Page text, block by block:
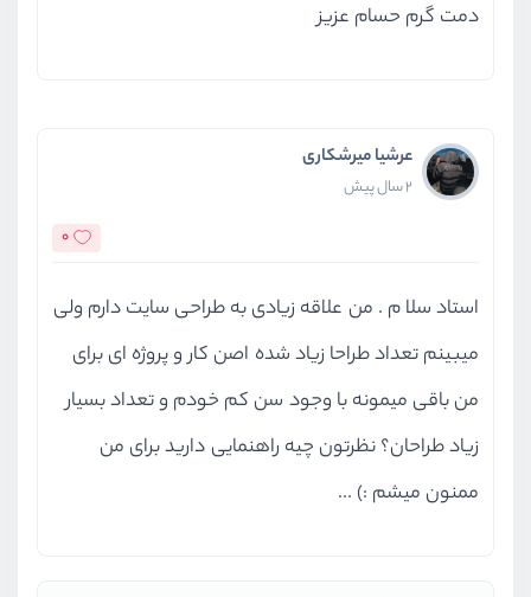
دمت گرم حسام عزیز
عرشیا میرشکاری
2 سال پیش
0
استاد سلا م . من علاقه زیادی به طراحی سایت دارم ولی
میبینم تعداد طراحا زیاد شده اصن کار و پروژه ای برای
من باقی میمونه با وجود سن کم خودم و تعداد بسیار
زیاد طراحان؟ نظرتون چیه راهنمایی دارید برای من
ممنون میشم :) ...